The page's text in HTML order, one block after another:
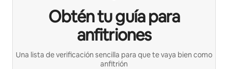
Obtén tu guía para
anfitriones
Una lista de verificación sencilla para que te vaya bien como
anfitrión